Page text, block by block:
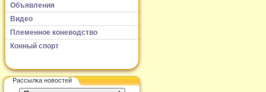
Объявления
Видео
Племенное коневодство
Конный спорт
Рассылка новостей